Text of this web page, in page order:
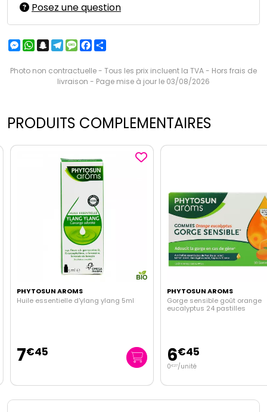
Posez une question
Messenger
WhatsApp
Snapchat
Telegram
MessageFacebook
Photo non contractuelle - Tous les prix incluent la TVA - Hors frais de
livraison - Page mise à jour le 03/08/2026
PRODUITS COMPLEMENTAIRES
PHYTOSUN AROMS
Huile essentielle d'ylang ylang 5ml
7€45
PHYTOSUN AROMS
Gorge sensible goût orange
eucalyptus 24 pastilles
6€45
0€27/unité